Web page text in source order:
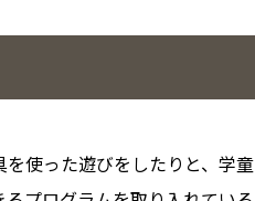
使った遊びをしたりと、学童